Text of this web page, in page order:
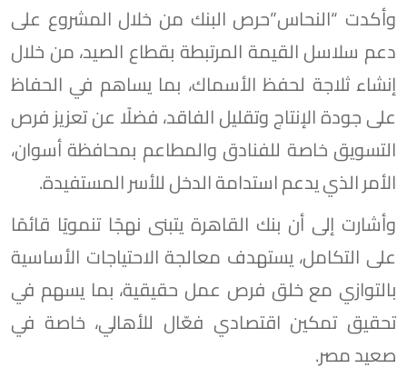
وأكدت “النحاس”حرص البنك من خلال المشروع على
دعم سلاسل القيمة المرتبطة بقطاع الصيد، من خلال
إنشاء ثلاجة لحفظ الأسماك، بما يساهم في الحفاظ
على جودة الإنتاج وتقليل الفاقد، فضلًا عن تعزيز فرص
التسويق خاصة للفنادق والمطاعم بمحافظة أسوان،
الأمر الذي يدعم استدامة الدخل للأسر المستفيدة.
وأشارت إلى أن بنك القاهرة يتبنى نهجًا تنمويًا قائمًا
على التكامل، يستهدف معالجة الاحتياجات الأساسية
بالتوازي مع خلق فرص عمل حقيقية، بما يسهم في
تحقيق تمكين اقتصادي فعّال للأهالي، خاصة في
صعيد مصر.